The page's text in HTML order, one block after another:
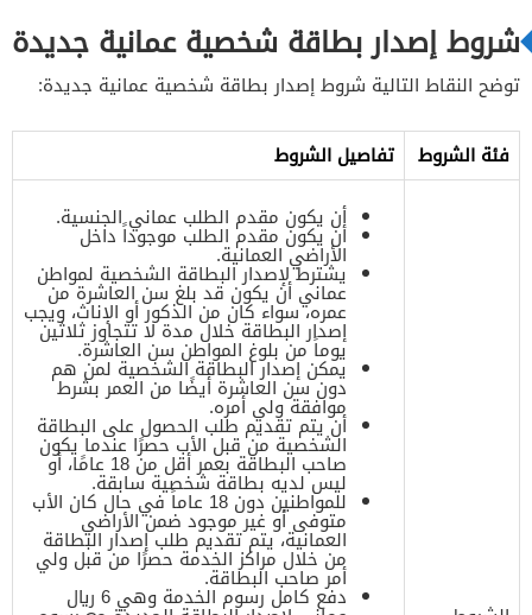
شروط إصدار بطاقة شخصية عمانية جديدة
توضح النقاط التالية شروط إصدار بطاقة شخصية عمانية جديدة:
فئة الشروط تفاصيل الشروط
أن يكون مقدم الطلب عماني الجنسية.
أن يكون مقدم الطلب موجوداً داخل
الأراضي العمانية.
يشترط لإصدار البطاقة الشخصية لمواطن
عماني أن يكون قد بلغ سن العاشرة من
عمره، سواء كان من الذكور أو الإناث، ويجب
إصدار البطاقة خلال مدة لا تتجاوز ثلاثين
يوماً من بلوغ المواطن سن العاشرة.
يمكن إصدار البطاقة الشخصية لمن هم
دون سن العاشرة أيضًا من العمر بشرط
موافقة ولي أمره.
أن يتم تقديم طلب الحصول على البطاقة
الشخصية من قبل الأب حصرًا عندما يكون
صاحب البطاقة بعمر أقل من 18 عامًا، أو
ليس لديه بطاقة شخصية سابقة.
للمواطنين دون 18 عاماً في حال كان الأب
متوفى أو غير موجود ضمن الأراضي
العمانية، يتم تقديم طلب إصدار البطاقة
من خلال مراكز الخدمة حصرًا من قبل ولي
أمر صاحب البطاقة.
دفع كامل رسوم الخدمة وهي 6 ريال